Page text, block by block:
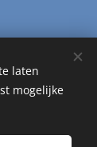
laten
mogelijke